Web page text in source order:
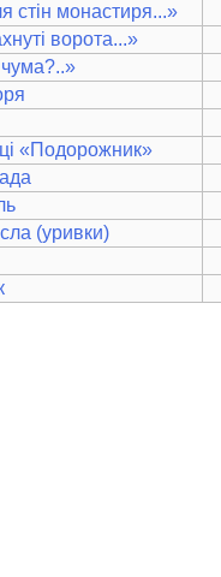
стін монастиря...»
ворота...»
«Подорожник»
(уривки)